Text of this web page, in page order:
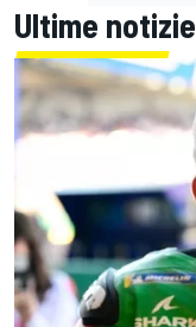
Ultime notizie